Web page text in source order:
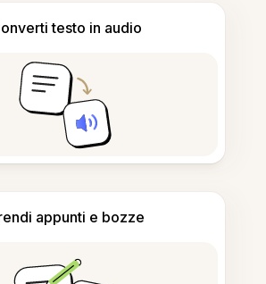
testo in audio
appunti e bozze